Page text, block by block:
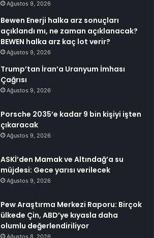
Ağustos 9, 2026
Bewen Enerji halka arz sonuçları
açıklandı mı, ne zaman açıklanacak?
BEWEN halka arz kaç lot verir?
Ağustos 9, 2026
Trump’tan İran’a Uranyum İmhası
Çağrısı
Ağustos 9, 2026
Porsche 2035’e kadar 9 bin kişiyi işten
çıkaracak
Ağustos 9, 2026
ASKİ’den Mamak ve Altındağ’a su
müjdesi: Gece yarısı verilecek
Ağustos 9, 2026
Pew Araştırma Merkezi Raporu: Birçok
ülkede Çin, ABD’ye kıyasla daha
olumlu değerlendiriliyor
Ağustos 8, 2026